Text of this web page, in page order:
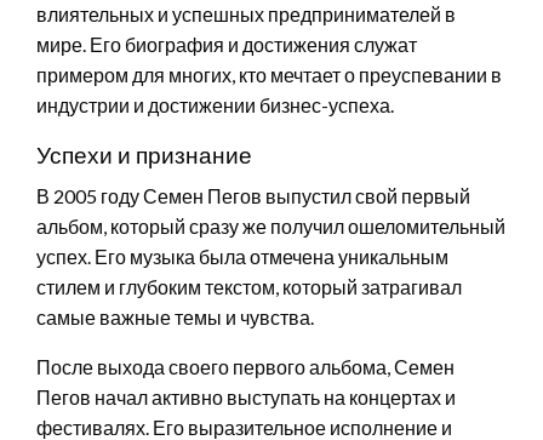
влиятельных и успешных предпринимателей в
мире. Его биография и достижения служат
примером для многих, кто мечтает о преуспевании в
индустрии и достижении бизнес-успеха.
Успехи и признание
В 2005 году Семен Пегов выпустил свой первый
альбом, который сразу же получил ошеломительный
успех. Его музыка была отмечена уникальным
стилем и глубоким текстом, который затрагивал
самые важные темы и чувства.
После выхода своего первого альбома, Семен
Пегов начал активно выступать на концертах и
фестивалях. Его выразительное исполнение и